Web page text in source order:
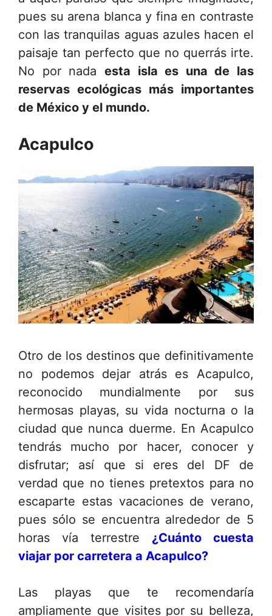
pues su arena blanca y fina en contraste
con las tranquilas aguas azules hacen el
paisaje tan perfecto que no querrás irte.
No por nada esta isla es una de las
reservas ecológicas más importantes
de México y el mundo.
Acapulco
Otro de los destinos que definitivamente
no podemos dejar atrás es Acapulco,
reconocido mundialmente por sus
hermosas playas, su vida nocturna o la
ciudad que nunca duerme. En Acapulco
tendrás mucho por hacer, conocer y
disfrutar; así que si eres del DF de
verdad que no tienes pretextos para no
escaparte estas vacaciones de verano,
pues sólo se encuentra alrededor de 5
horas vía terrestre ¿Cuánto cuesta
viajar por carretera a Acapulco?
Las playas que te recomendaría
ampliamente que visites por su belleza,